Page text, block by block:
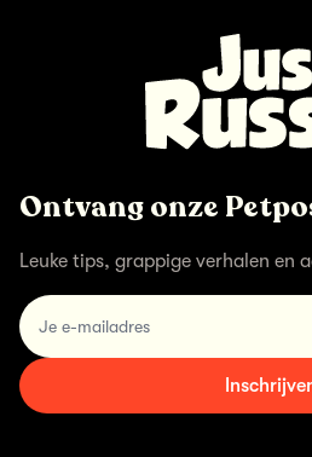
Ontvang onze
Leuke tips, grappige verhalen en
email